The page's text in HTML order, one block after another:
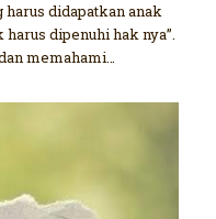
didapatkan anak
dipenuhi hak nya”.
memahami…